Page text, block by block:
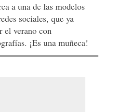
a una de las modelos
sociales, que ya
el verano con
¡Es una muñeca!